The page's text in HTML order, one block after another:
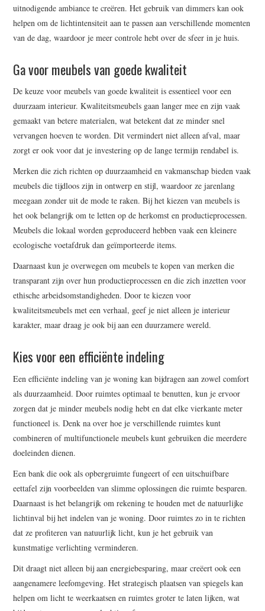
uitnodigende ambiance te creëren. Het gebruik van dimmers kan ook
helpen om de lichtintensiteit aan te passen aan verschillende momenten
van de dag, waardoor je meer controle hebt over de sfeer in je huis.
Ga voor meubels van goede kwaliteit
De keuze voor meubels van goede kwaliteit is essentieel voor een
duurzaam interieur. Kwaliteitsmeubels gaan langer mee en zijn vaak
gemaakt van betere materialen, wat betekent dat ze minder snel
vervangen hoeven te worden. Dit vermindert niet alleen afval, maar
zorgt er ook voor dat je investering op de lange termijn rendabel is.
Merken die zich richten op duurzaamheid en vakmanschap bieden vaak
meubels die tijdloos zijn in ontwerp en stijl, waardoor ze jarenlang
meegaan zonder uit de mode te raken. Bij het kiezen van meubels is
het ook belangrijk om te letten op de herkomst en productieprocessen.
Meubels die lokaal worden geproduceerd hebben vaak een kleinere
ecologische voetafdruk dan geïmporteerde items.
Daarnaast kun je overwegen om meubels te kopen van merken die
transparant zijn over hun productieprocessen en die zich inzetten voor
ethische arbeidsomstandigheden. Door te kiezen voor
kwaliteitsmeubels met een verhaal, geef je niet alleen je interieur
karakter, maar draag je ook bij aan een duurzamere wereld.
Kies voor een efficiënte indeling
Een efficiënte indeling van je woning kan bijdragen aan zowel comfort
als duurzaamheid. Door ruimtes optimaal te benutten, kun je ervoor
zorgen dat je minder meubels nodig hebt en dat elke vierkante meter
functioneel is. Denk na over hoe je verschillende ruimtes kunt
combineren of multifunctionele meubels kunt gebruiken die meerdere
doeleinden dienen.
Een bank die ook als opbergruimte fungeert of een uitschuifbare
eettafel zijn voorbeelden van slimme oplossingen die ruimte besparen.
Daarnaast is het belangrijk om rekening te houden met de natuurlijke
lichtinval bij het indelen van je woning. Door ruimtes zo in te richten
dat ze profiteren van natuurlijk licht, kun je het gebruik van
kunstmatige verlichting verminderen.
Dit draagt niet alleen bij aan energiebesparing, maar creëert ook een
aangenamere leefomgeving. Het strategisch plaatsen van spiegels kan
helpen om licht te weerkaatsen en ruimtes groter te laten lijken, wat